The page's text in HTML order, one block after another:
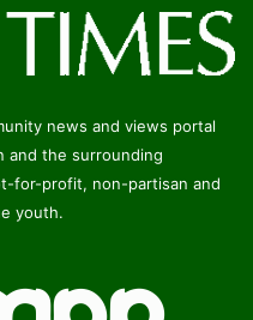
news and views portal
and the surrounding
for-profit, non-partisan and
youth.